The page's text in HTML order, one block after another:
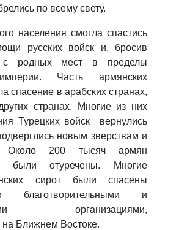
по всему свету.
населения смогла спастись
русских войск и, бросив
родных мест в пределы
Часть армянских
спасение в арабских странах,
странах. Многие из них
Турецких войск вернулись
новым зверствам и
Около 200 тысяч армян
были отуречены. Многие
сирот были спасены
благотворительными и
организациями,
Ближнем Востоке.